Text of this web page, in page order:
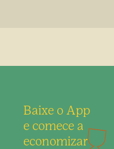
Baixe o App
e comece a
economizar